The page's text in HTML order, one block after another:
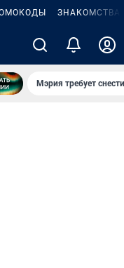
ЗНАКОМСТВА
Мэрия требует